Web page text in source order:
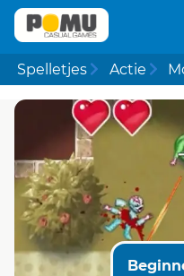
Spelletjes Actie